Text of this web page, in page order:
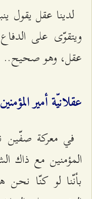
لدينا عقل يقول
ويتقوّى على
عقل، وهو صحيح..
عقلانيّة أمير
في معركة صفّين
المؤمنين مع ذاك
بأنّنا لو كنّا نحن